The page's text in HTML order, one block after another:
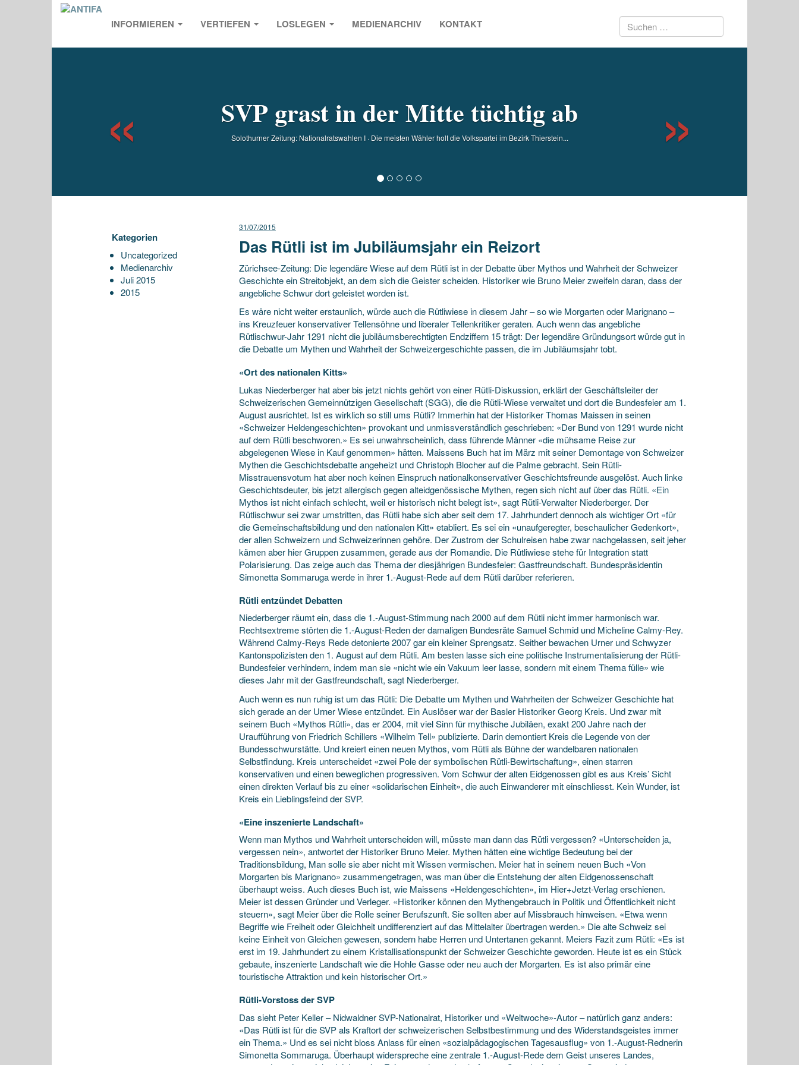
INFORMIEREN VERTIEFEN LOSLEGEN MEDIENARCHIV KONTAKT Suchen
SVP grast in der Mitte tüchtig ab
Solothurner Zeitung: Nationalratswahlen I · Die meisten Wähler holt die Volkspartei im Bezirk Thierstein...
Kategorien
Uncategorized
Medienarchiv
Juli 2015
2015
31/07/2015
Das Rütli ist im Jubiläumsjahr ein Reizort
Zürichsee-Zeitung: Die legendäre Wiese auf dem Rütli ist in der Debatte über Mythos und Wahrheit der Schweizer
Geschichte ein Streitobjekt, an dem sich die Geister scheiden. Historiker wie Bruno Meier zweifeln daran, dass der
angebliche Schwur dort geleistet worden ist.
Es wäre nicht weiter erstaunlich, würde auch die Rütliwiese in diesem Jahr – so wie Morgarten oder Marignano –
ins Kreuzfeuer konservativer Tellensöhne und liberaler Tellenkritiker geraten. Auch wenn das angebliche
Rütlischwur-Jahr 1291 nicht die jubiläumsberechtigten Endziffern 15 trägt: Der legendäre Gründungsort würde gut in
die Debatte um Mythen und Wahrheit der Schweizergeschichte passen, die im Jubiläumsjahr tobt.
«Ort des nationalen Kitts»
Lukas Niederberger hat aber bis jetzt nichts gehört von einer Rütli-Diskussion, erklärt der Geschäftsleiter der
Schweizerischen Gemeinnützigen Gesellschaft (SGG), die die Rütli-Wiese verwaltet und dort die Bundesfeier am 1.
August ausrichtet. Ist es wirklich so still ums Rütli? Immerhin hat der Historiker Thomas Maissen in seinen
«Schweizer Heldengeschichten» provokant und unmissverständlich geschrieben: «Der Bund von 1291 wurde nicht
auf dem Rütli beschworen.» Es sei unwahrscheinlich, dass führende Männer «die mühsame Reise zur
abgelegenen Wiese in Kauf genommen» hätten. Maissens Buch hat im März mit seiner Demontage von Schweizer
Mythen die Geschichtsdebatte angeheizt und Christoph Blocher auf die Palme gebracht. Sein Rütli-
Misstrauensvotum hat aber noch keinen Einspruch nationalkonservativer Geschichtsfreunde ausgelöst. Auch linke
Geschichtsdeuter, bis jetzt allergisch gegen alteidgenössische Mythen, regen sich nicht auf über das Rütli. «Ein
Mythos ist nicht einfach schlecht, weil er historisch nicht belegt ist», sagt Rütli-Verwalter Niederberger. Der
Rütlischwur sei zwar umstritten, das Rütli habe sich aber seit dem 17. Jahrhundert dennoch als wichtiger Ort «für
die Gemeinschaftsbildung und den nationalen Kitt» etabliert. Es sei ein «unaufgeregter, beschaulicher Gedenkort»,
der allen Schweizern und Schweizerinnen gehöre. Der Zustrom der Schulreisen habe zwar nachgelassen, seit jeher
kämen aber hier Gruppen zusammen, gerade aus der Romandie. Die Rütliwiese stehe für Integration statt
Polarisierung. Das zeige auch das Thema der diesjährigen Bundesfeier: Gastfreundschaft. Bundespräsidentin
Simonetta Sommaruga werde in ihrer 1.-August-Rede auf dem Rütli darüber referieren.
Rütli entzündet Debatten
Niederberger räumt ein, dass die 1.-August-Stimmung nach 2000 auf dem Rütli nicht immer harmonisch war.
Rechtsextreme störten die 1.-August-Reden der damaligen Bundesräte Samuel Schmid und Micheline Calmy-Rey.
Während Calmy-Reys Rede detonierte 2007 gar ein kleiner Sprengsatz. Seither bewachen Urner und Schwyzer
Kantonspolizisten den 1. August auf dem Rütli. Am besten lasse sich eine politische Instrumentalisierung der Rütli-
Bundesfeier verhindern, indem man sie «nicht wie ein Vakuum leer lasse, sondern mit einem Thema fülle» wie
dieses Jahr mit der Gastfreundschaft, sagt Niederberger.
Auch wenn es nun ruhig ist um das Rütli: Die Debatte um Mythen und Wahrheiten der Schweizer Geschichte hat
sich gerade an der Urner Wiese entzündet. Ein Auslöser war der Basler Historiker Georg Kreis. Und zwar mit
seinem Buch «Mythos Rütli», das er 2004, mit viel Sinn für mythische Jubiläen, exakt 200 Jahre nach der
Uraufführung von Friedrich Schillers «Wilhelm Tell» publizierte. Darin demontiert Kreis die Legende von der
Bundesschwurstätte. Und kreiert einen neuen Mythos, vom Rütli als Bühne der wandelbaren nationalen
Selbstfindung. Kreis unterscheidet «zwei Pole der symbolischen Rütli-Bewirtschaftung», einen starren
konservativen und einen beweglichen progressiven. Vom Schwur der alten Eidgenossen gibt es aus Kreis’ Sicht
einen direkten Verlauf bis zu einer «solidarischen Einheit», die auch Einwanderer mit einschliesst. Kein Wunder, ist
Kreis ein Lieblingsfeind der SVP.
«Eine inszenierte Landschaft»
Wenn man Mythos und Wahrheit unterscheiden will, müsste man dann das Rütli vergessen? «Unterscheiden ja,
vergessen nein», antwortet der Historiker Bruno Meier. Mythen hätten eine wichtige Bedeutung bei der
Traditionsbildung, Man solle sie aber nicht mit Wissen vermischen. Meier hat in seinem neuen Buch «Von
Morgarten bis Marignano» zusammengetragen, was man über die Entstehung der alten Eidgenossenschaft
überhaupt weiss. Auch dieses Buch ist, wie Maissens «Heldengeschichten», im Hier+Jetzt-Verlag erschienen.
Meier ist dessen Gründer und Verleger. «Historiker können den Mythengebrauch in Politik und Öffentlichkeit nicht
steuern», sagt Meier über die Rolle seiner Berufszunft. Sie sollten aber auf Missbrauch hinweisen. «Etwa wenn
Begriffe wie Freiheit oder Gleichheit undifferenziert auf das Mittelalter übertragen werden.» Die alte Schweiz sei
keine Einheit von Gleichen gewesen, sondern habe Herren und Untertanen gekannt. Meiers Fazit zum Rütli: «Es ist
erst im 19. Jahrhundert zu einem Kristallisationspunkt der Schweizer Geschichte geworden. Heute ist es ein Stück
gebaute, inszenierte Landschaft wie die Hohle Gasse oder neu auch der Morgarten. Es ist also primär eine
touristische Attraktion und kein historischer Ort.»
Rütli-Vorstoss der SVP
Das sieht Peter Keller – Nidwaldner SVP-Nationalrat, Historiker und «Weltwoche»-Autor – natürlich ganz anders:
«Das Rütli ist für die SVP als Kraftort der schweizerischen Selbstbestimmung und des Widerstandsgeistes immer
ein Thema.» Und es sei nicht bloss Anlass für einen «sozialpädagogischen Tagesausflug» von 1.-August-Rednerin
Simonetta Sommaruga. Überhaupt widerspreche eine zentrale 1.-August-Rede dem Geist unseres Landes,